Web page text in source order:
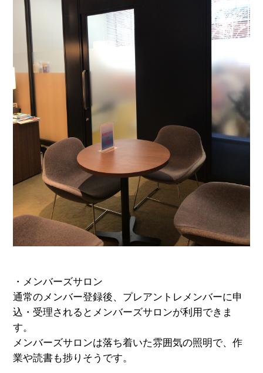
・メンバーズサロン
通常のメンバー登録後、プレアントレメンバーに申
込・受理されるとメンバーズサロンが利用できま
す。
メンバーズサロンは落ち着いた雰囲気の照明で、作
業や読書も捗りそうです。